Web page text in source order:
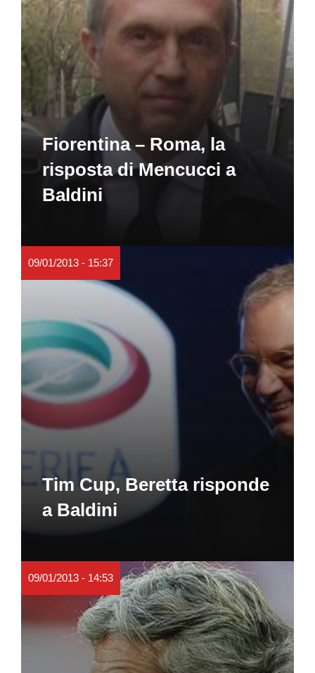
Fiorentina – Roma, la
risposta di Mencucci a
Baldini
09/01/2013 - 15:37
Tim Cup, Beretta risponde
a Baldini
09/01/2013 - 14:53